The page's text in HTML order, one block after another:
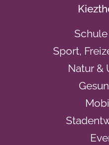
Sport,
Natur &